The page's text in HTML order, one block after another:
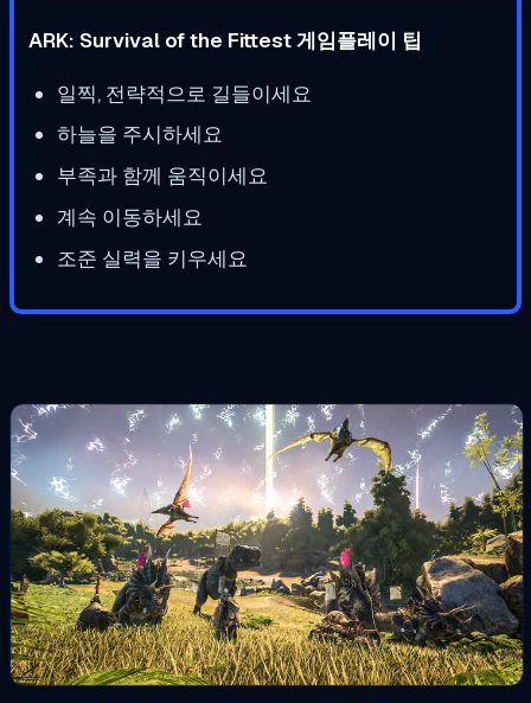
ARK: Survival of the Fittest 게임플레이 팁
일찍, 전략적으로 길들이세요
하늘을 주시하세요
부족과 함께 움직이세요
계속 이동하세요
조준 실력을 키우세요